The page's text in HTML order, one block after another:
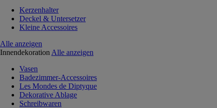
Kerzenhalter
Deckel & Untersetzer
Kleine Accessoires
Alle anzeigen
Innendekoration Alle anzeigen
Vasen
Badezimmer-Accessoires
Les Mondes de Diptyque
Dekorative Ablage
Schreibwaren